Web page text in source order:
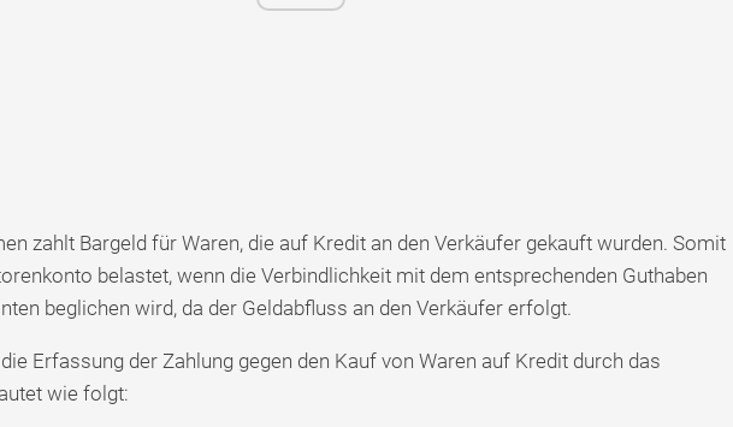
zahlt Bargeld für Waren, die auf Kredit an den Verkäufer gekauft wurden. Somit
belastet, wenn die Verbindlichkeit mit dem entsprechenden Guthaben
beglichen wird, da der Geldabfluss an den Verkäufer erfolgt.
Erfassung der Zahlung gegen den Kauf von Waren auf Kredit durch das
wie folgt: